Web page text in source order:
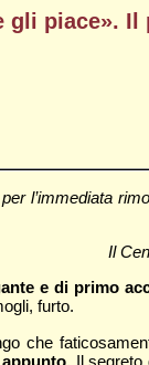
gli piace». Il
l’immediata
Il
e di primo
furto.
che
. Il segreto